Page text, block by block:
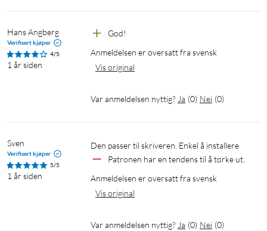
Hans Angberg
Verifisert kjøper
4/5
1 år siden
God!
Anmeldelsen er oversatt fra svensk
Vis original
Var anmeldelsen nyttig? Ja (0) Nei (0)
Sven
Verifisert kjøper
5/5
1 år siden
Patronen har en tendens til å tørke ut.
Anmeldelsen er oversatt fra svensk
Vis original
Var anmeldelsen nyttig? Ja (0) Nei (0)